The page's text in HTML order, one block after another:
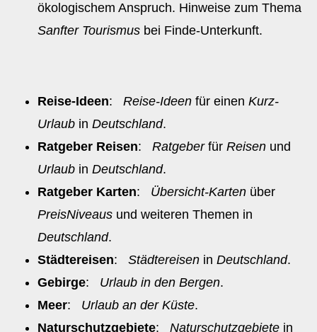
ökologischem Anspruch. Hinweise zum Thema
Sanfter Tourismus bei Finde-Unterkunft.
Reise-Ideen:Reise-Ideen für einenKurz-
Urlaub inDeutschland.
Ratgeber Reisen:RatgeberfürReisen und
Urlaub inDeutschland.
Ratgeber Karten: Übersicht-Karten über
PreisNiveaus und weiteren Themen in
Deutschland.
Städtereisen:Städtereisen inDeutschland.
Gebirge: Urlaub in den Bergen.
Meer: Urlaub an der Küste.
Naturschutzgebiete:Naturschutzgebiete in